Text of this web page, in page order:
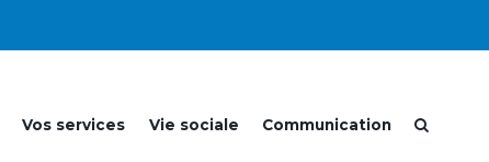
Vos services Vie sociale Communication